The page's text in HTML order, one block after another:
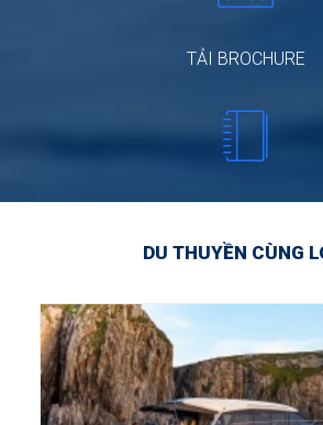
TẢI BROCHURE
DU THUYỀN CÙNG